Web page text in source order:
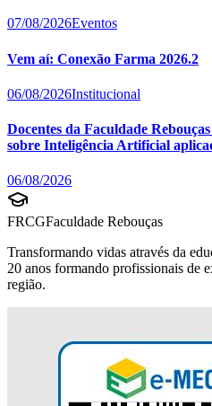
07/08/2026Eventos
Vem aí: Conexão Farma 2026.2
06/08/2026Institucional
Docentes da Faculdade
sobre Inteligência Artificial
06/08/2026
FRCGFaculdade Rebouças
Transformando vidas através da
20 anos formando profissionais de
região.